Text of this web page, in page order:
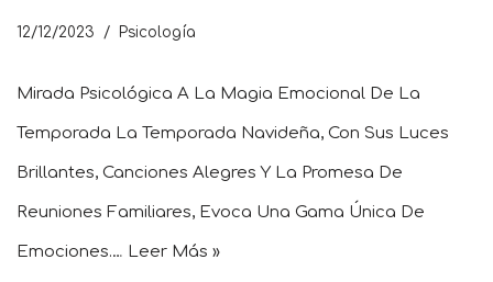
12/12/2023 Psicología
Mirada Psicológica A La Magia Emocional De La
Temporada La Temporada Navideña, Con Sus Luces
Brillantes, Canciones Alegres Y La Promesa De
Reuniones Familiares, Evoca Una Gama Única De
Emociones.… Leer Más »